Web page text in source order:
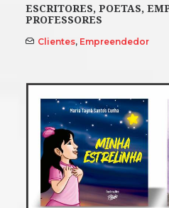
ESCRITORES, POETAS,
PROFESSORES
Clientes, Empreendedor